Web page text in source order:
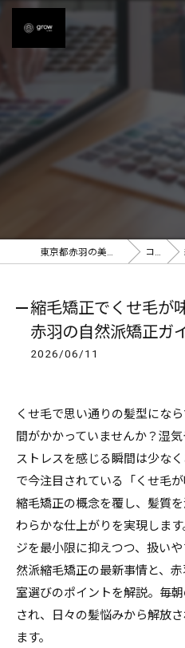
東京都赤羽の美容室ならgrow 赤羽 コラム
縮毛矯正でくせ毛が
赤羽の自然派矯正ガ
2026/06/11
くせ毛で思い通りの髪型にな
間がかかっていませんか？湿
ストレスを感じる瞬間は少な
で今注目されている「くせ毛
縮毛矯正の概念を覆し、髪質
わらかな仕上がりを実現しま
ジを最小限に抑えつつ、扱い
然派縮毛矯正の最新事情と、
室選びのポイントを解説。毎
され、日々の髪悩みから解放
ます。